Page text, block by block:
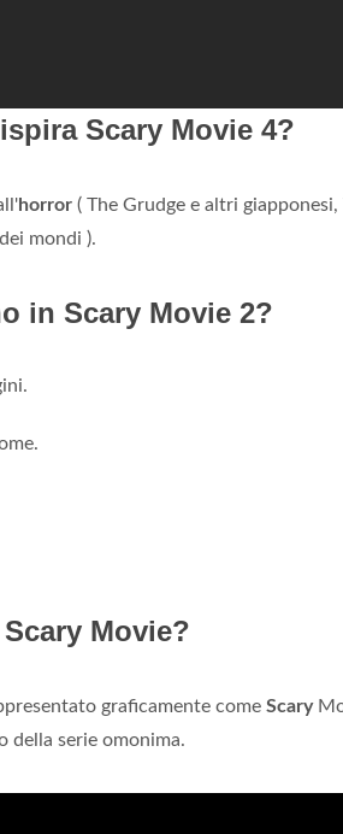
Scary Movie 4?
horror ( The Grudge e altri
mondi ).
in Scary Movie 2?
Movie?
graficamente come Scary
della serie omonima.